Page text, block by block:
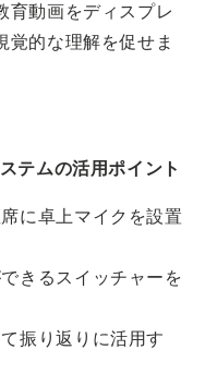
育動画をディスプレ
覚的な理解を促せま
テムの活用ポイント
に卓上マイクを設置
きるスイッチャーを
振り返りに活用す